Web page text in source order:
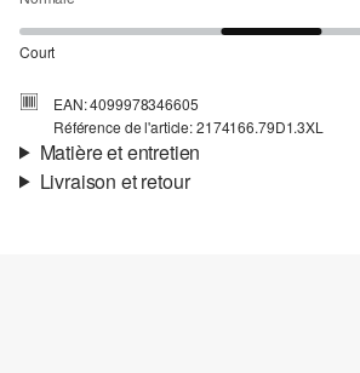
Court
EAN: 4099978346605
Référence de l'article: 2174166.79D1.3XL
Matière et entretien
Livraison et retour